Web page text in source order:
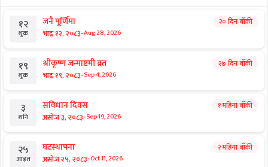
१२
शुक्र
जनै पूर्णिमा
भाद्र १२, २०८३-Aug 28, 2026
२० दिन बाँकी
१९
शुक्र
श्रीकृष्ण जन्माष्टमी व्रत
भाद्र १९, २०८३-Sep 4, 2026
२७ दिन बाँकी
३
शनि
संविधान दिवस
असोज ३, २०८३-Sep 19, 2026
१ महिना बाँकी
२५
आइत
घटस्थापना
असोज २५, २०८३-Oct 11, 2026
२ महिना बाँकी